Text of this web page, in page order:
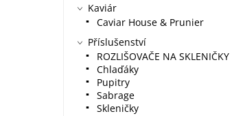
Kaviár
Caviar House & Prunier
Příslušenství
ROZLIŠOVAČE NA SKLENIČKY
Chlaďáky
Pupitry
Sabrage
Skleničky